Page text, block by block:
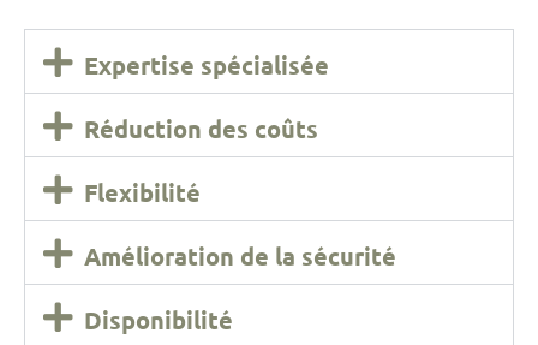
Expertise spécialisée
Réduction des coûts
Flexibilité
Amélioration de la sécurité
Disponibilité